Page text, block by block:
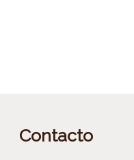
Contacto